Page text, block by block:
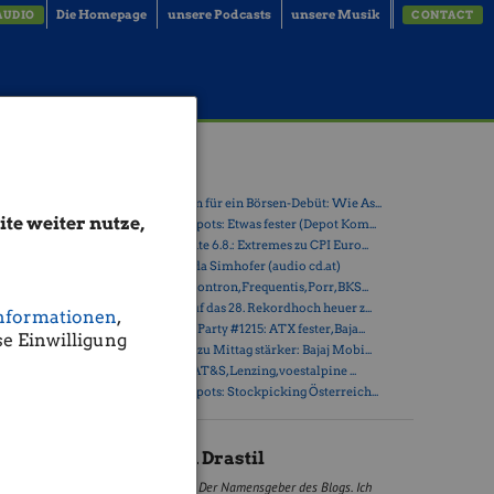
weiter nutze,
,
Einwilligung
Die Homepage unsere Podcasts unsere Musik CONTACT
in
» Zehn Vokabeln für ein Börsen-Debüt: Wie As...
» Österreich-Depots: Etwas fester (Depot Kom...
» Börsegeschichte 6.8.: Extremes zu CPI Euro...
» Nachlese: Linda Simhofer (audio cd.at)
» PIR-News zu Kontron, Frequentis, Porr, BKS...
» ATX steuert auf das 28. Rekordhoch heuer z...
» Wiener Börse Party #1215: ATX fester, Baja...
» Wiener Börse zu Mittag stärker: Bajaj Mobi...
» ATX-Trends: AT&S, Lenzing, voestalpine ...
» Österreich-Depots: Stockpicking Österreich...
Christian Drastil
Der Namensgeber des Blogs. Ich